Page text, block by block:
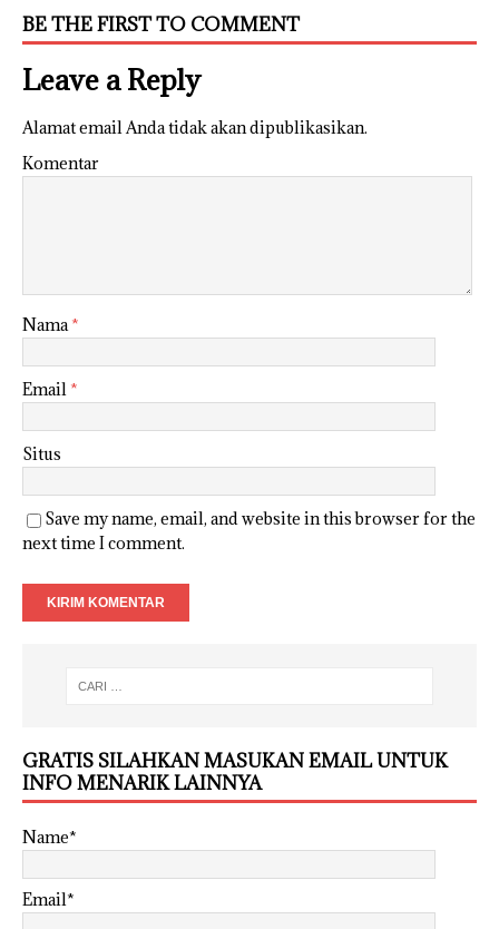
BE THE FIRST TO COMMENT
Leave a Reply
Alamat email Anda tidak akan dipublikasikan.
Komentar
Nama*
Email *
Situs
Save my name, email, and website in this browser for the
next time I comment.
GRATIS SILAHKAN MASUKAN EMAIL UNTUK
INFO MENARIK LAINNYA
Name*
Email*